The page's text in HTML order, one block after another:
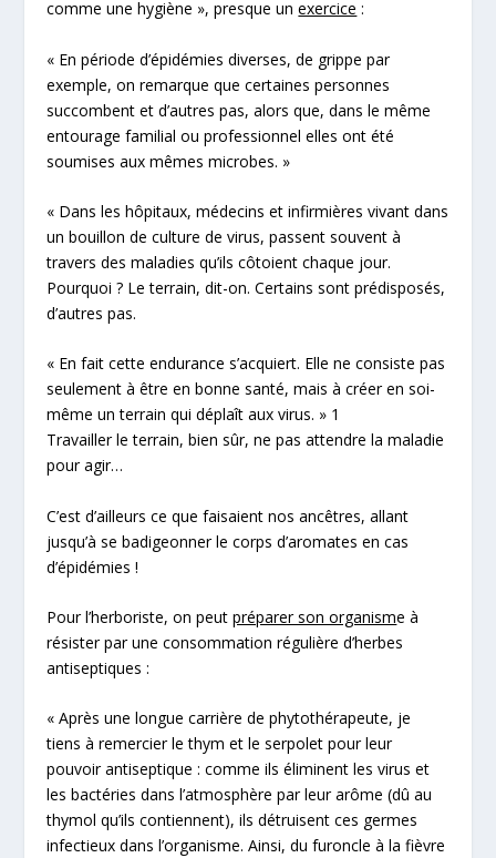
comme une hygiène », presque unexercice :
« En période d’épidémies diverses, de grippe par
exemple, on remarque que certaines personnes
succombent et d’autres pas, alors que, dans le même
entourage familial ou professionnel elles ont été
soumises aux mêmes microbes. »
« Dans les hôpitaux, médecins et infirmières vivant dans
un bouillon de culture de virus, passent souvent à
travers des maladies qu’ils côtoient chaque jour.
Pourquoi ? Le terrain, dit-on. Certains sont prédisposés,
d’autres pas.
« En fait cette endurance s’acquiert. Elle ne consiste pas
seulement à être en bonne santé, mais à créer en soi-
même un terrain qui déplaît aux virus. » 1
Travailler le terrain, bien sûr, ne pas attendre la maladie
pour agir…
C’est d’ailleurs ce que faisaient nos ancêtres, allant
jusqu’à se badigeonner le corps d’aromates en cas
d’épidémies !
Pour l’herboriste, on peutpréparer son organisme à
résister par une consommation régulière d’herbes
antiseptiques :
« Après une longue carrière de phytothérapeute, je
tiens à remercier le thym et le serpolet pour leur
pouvoir antiseptique : comme ils éliminent les virus et
les bactéries dans l’atmosphère par leur arôme (dû au
thymol qu’ils contiennent), ils détruisent ces germes
infectieux dans l’organisme. Ainsi, du furoncle à la fièvre